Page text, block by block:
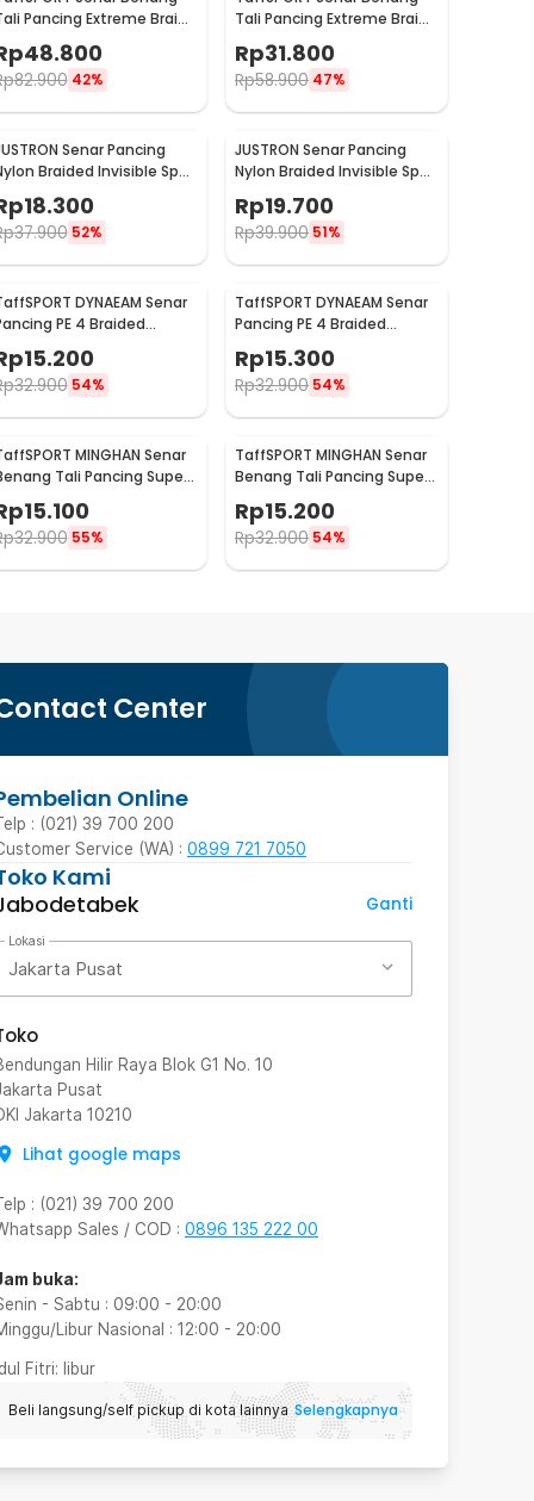
Pancing Extreme Braid
2.5 500M - FM-PEL
48.800
82.900 42%
Tali Pancing Extreme Braid
0.4 300M - FM-PEL
Rp31.800
Rp58.900 47%
Senar Pancing
Braided Invisible Spot
Fishing Line 500M 1.2 - DPLS
18.300
37.900 52%
JUSTRON Senar Pancing
Nylon Braided Invisible Spot
Rp19.700
Rp39.900 51%
DYNAEAM Senar
PE 4 Braided
FM1015.200
32.900 54%
TaffSPORT DYNAEAM Senar
Pancing PE 4 Braided
Strand Fishing Line 100M 0.8
- FM10
Rp15.300
Rp32.900 54%
MINGHAN Senar
Tali Pancing Super
15.100
32.900 55%
TaffSPORT MINGHAN Senar
Benang Tali Pancing Super
X4
Rp15.200
Rp32.900 54%
Center
Online
: (021) 39 700 200
Service (WA) : 0899 721 7050
Kami
Ganti
Lokasi
Jakarta Pusat
Hilir Raya Blok G1 No. 10
Pusat
Jakarta 10210
Lihat google maps
: (021) 39 700 200
Sales / COD : 0896 135 222 00
buka:
- Sabtu : 09:00 - 20:00
Libur Nasional : 12:00 - 20:00
Fitri: libur
Beli langsung/self pickup di kota lainnya Selengkapnya